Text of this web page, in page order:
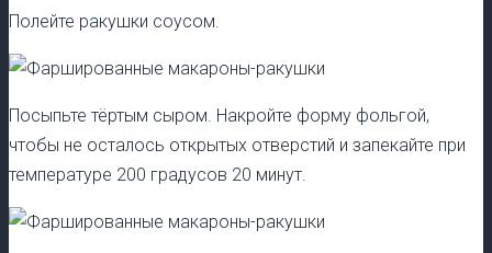
Полейте ракушки соусом.
Посыпьте тёртым сыром. Накройте форму фольгой,
чтобы не осталось открытых отверстий и запекайте при
температуре 200 градусов 20 минут.